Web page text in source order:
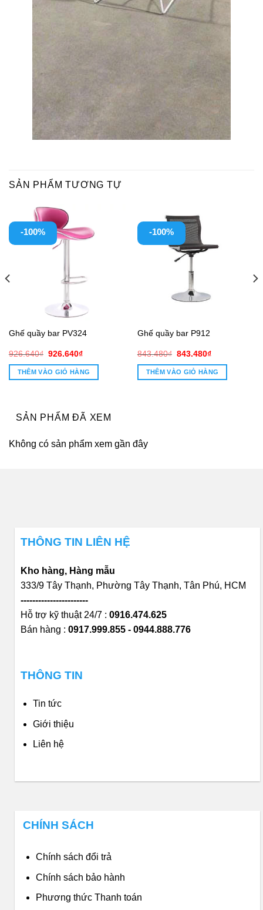
SẢN PHẨM TƯƠNG TỰ
-100%
Ghế quầy bar PV324
926.640₫ Giá
là:
926.640₫.
926.640₫Giá
tại
là:
THÊM VÀO GIỎ HÀNG
-100%
Ghế quầy bar P912
843.480₫ Giá
là:
843.480₫.
843.480₫Giá
tại
là:
THÊM VÀO GIỎ HÀNG
SẢN PHẨM ĐÃ XEM
Không có sản phẩm xem gần đây
THÔNG TIN LIÊN HỆ
Kho hàng, Hàng mẫu
333/9 Tây Thạnh, Phường Tây Thạnh, Tân Phú, HCM
-----------------------
Hỗ trợ kỹ thuật 24/7 : 0916.474.625
Bán hàng : 0917.999.855 - 0944.888.776
THÔNG TIN
Tin tức
Giới thiệu
Liên hệ
CHÍNH SÁCH
Chính sách đổi trả
Chính sách bảo hành
Phương thức Thanh toán